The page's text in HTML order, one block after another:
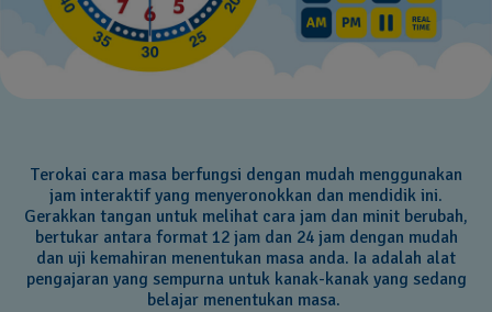
Terokai cara masa berfungsi dengan mudah menggunakan
jam interaktif yang menyeronokkan dan mendidik ini.
Gerakkan tangan untuk melihat cara jam dan minit berubah,
bertukar antara format 12 jam dan 24 jam dengan mudah
dan uji kemahiran menentukan masa anda. Ia adalah alat
pengajaran yang sempurna untuk kanak-kanak yang sedang
belajar menentukan masa.